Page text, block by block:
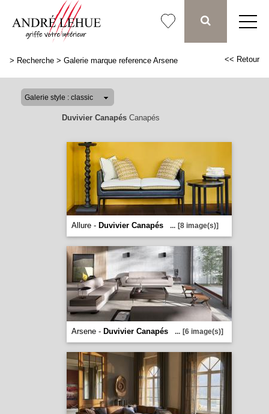
> Recherche > Galerie marque reference Arsene << Retour
Duvivier CanapésCanapés
Allure - Duvivier Canapés ... [8 image(s)]
Arsene - Duvivier Canapés ... [6 image(s)]